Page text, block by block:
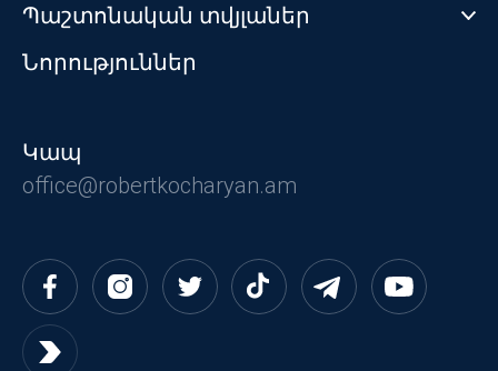
խորհրդարանական օմբուդսմանի
ինստիտուտի ստեղծմանը:
Պաշտոնական տվյլաներ
Նորություններ
Կապ
office@robertkocharyan.am